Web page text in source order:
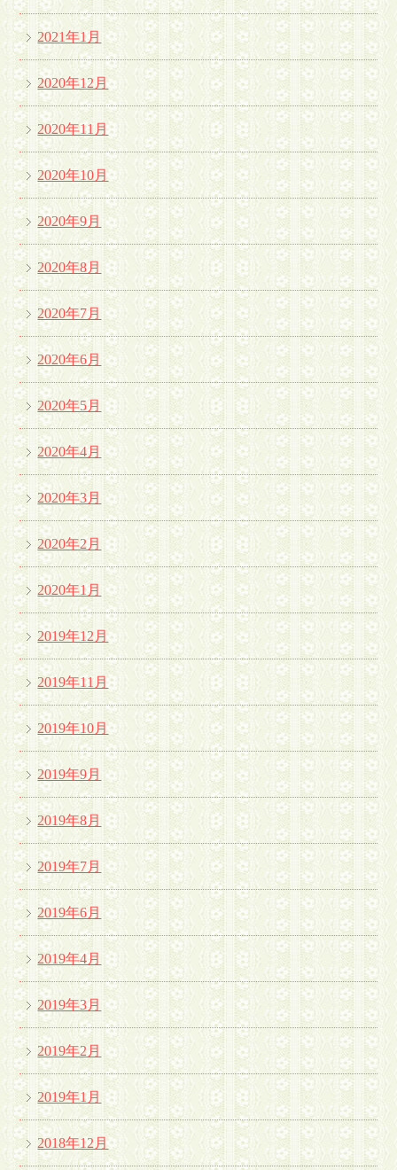
2021年1月
2020年12月
2020年11月
2020年10月
2020年9月
2020年8月
2020年7月
2020年6月
2020年5月
2020年4月
2020年3月
2020年2月
2020年1月
2019年12月
2019年11月
2019年10月
2019年9月
2019年8月
2019年7月
2019年6月
2019年4月
2019年3月
2019年2月
2019年1月
2018年12月